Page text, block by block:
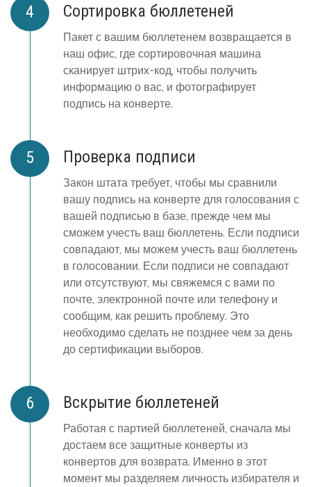
Сортировка бюллетеней
Пакет с вашим бюллетенем возвращается в
наш офис, где сортировочная машина
сканирует штрих-код, чтобы получить
информацию о вас, и фотографирует
подпись на конверте.
Проверка подписи
Закон штата требует, чтобы мы сравнили
вашу подпись на конверте для голосования с
вашей подписью в базе, прежде чем мы
сможем учесть ваш бюллетень. Если подписи
совпадают, мы можем учесть ваш бюллетень
в голосовании. Если подписи не совпадают
или отсутствуют, мы свяжемся с вами по
почте, электронной почте или телефону и
сообщим, как решить проблему. Это
необходимо сделать не позднее чем за день
до сертификации выборов.
Вскрытие бюллетеней
Работая с партией бюллетеней, сначала мы
достаем все защитные конверты из
конвертов для возврата. Именно в этот
момент мы разделяем личность избирателя и